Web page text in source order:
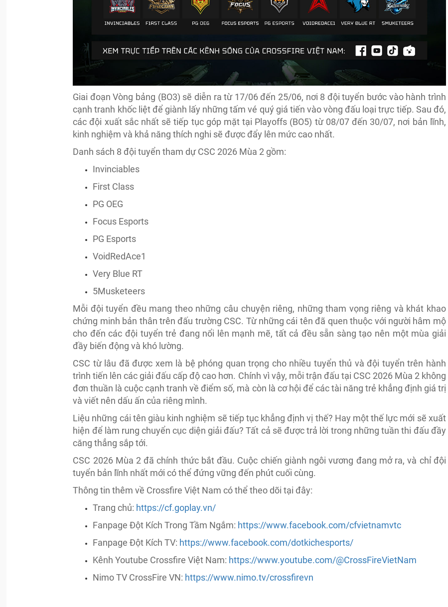
Giai đoạn Vòng bảng (BO3) sẽ diễn ra từ 17/06 đến 25/06, nơi 8 đội tuyển bước vào hành trình
cạnh tranh khốc liệt để giành lấy những tấm vé quý giá tiến vào vòng đấu loại trực tiếp. Sau đó,
các đội xuất sắc nhất sẽ tiếp tục góp mặt tại Playoffs (BO5) từ 08/07 đến 30/07, nơi bản lĩnh,
kinh nghiệm và khả năng thích nghi sẽ được đẩy lên mức cao nhất.
Danh sách 8 đội tuyển tham dự CSC 2026 Mùa 2 gồm:
Invinciables
First Class
PG OEG
Focus Esports
PG Esports
VoidRedAce1
Very Blue RT
5Musketeers
Mỗi đội tuyển đều mang theo những câu chuyện riêng, những tham vọng riêng và khát khao
chứng minh bản thân trên đấu trường CSC. Từ những cái tên đã quen thuộc với người hâm mộ
cho đến các đội tuyển trẻ đang nổi lên mạnh mẽ, tất cả đều sẵn sàng tạo nên một mùa giải
đầy biến động và khó lường.
CSC từ lâu đã được xem là bệ phóng quan trọng cho nhiều tuyển thủ và đội tuyển trên hành
trình tiến lên các giải đấu cấp độ cao hơn. Chính vì vậy, mỗi trận đấu tại CSC 2026 Mùa 2 không
đơn thuần là cuộc cạnh tranh về điểm số, mà còn là cơ hội để các tài năng trẻ khẳng định giá trị
và viết nên dấu ấn của riêng mình.
Liệu những cái tên giàu kinh nghiệm sẽ tiếp tục khẳng định vị thế? Hay một thế lực mới sẽ xuất
hiện để làm rung chuyển cục diện giải đấu? Tất cả sẽ được trả lời trong những tuần thi đấu đầy
căng thẳng sắp tới.
CSC 2026 Mùa 2 đã chính thức bắt đầu. Cuộc chiến giành ngôi vương đang mở ra, và chỉ đội
tuyển bản lĩnh nhất mới có thể đứng vững đến phút cuối cùng.
Thông tin thêm về Crossfire Việt Nam có thể theo dõi tại đây:
Trang chủ: https://cf.goplay.vn/
Fanpage Đột Kích Trong Tầm Ngắm: https://www.facebook.com/cfvietnamvtc
Fanpage Đột Kích TV: https://www.facebook.com/dotkichesports/
Kênh Youtube Crossfire Việt Nam: https://www.youtube.com/@CrossFireVietNam
Nimo TV CrossFire VN: https://www.nimo.tv/crossfirevn